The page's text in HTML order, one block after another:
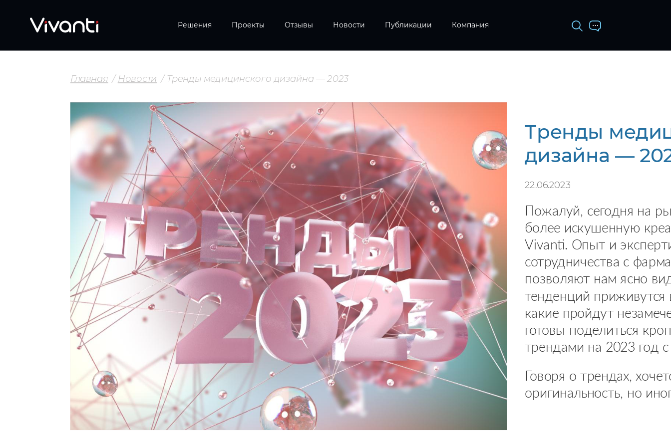
Решения Проекты Отзывы Новости Публикации Компания
Главная Новости Тренды медицинского дизайна — 2023
Тренды
дизайна —
22.06.2023
Пожалуй, сегодня на
более искушенную
Vivanti. Опыт и
сотрудничества с
позволяют нам ясно
тенденций
какие пройдут
готовы поделиться
трендами на 2023 год
Говоря о трендах,
оригинальность, но